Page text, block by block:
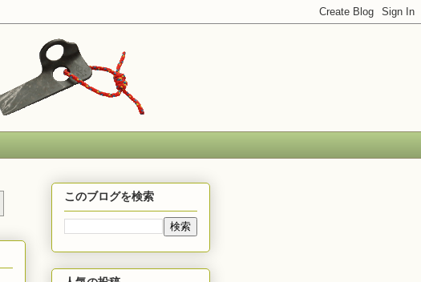
このブログを検索